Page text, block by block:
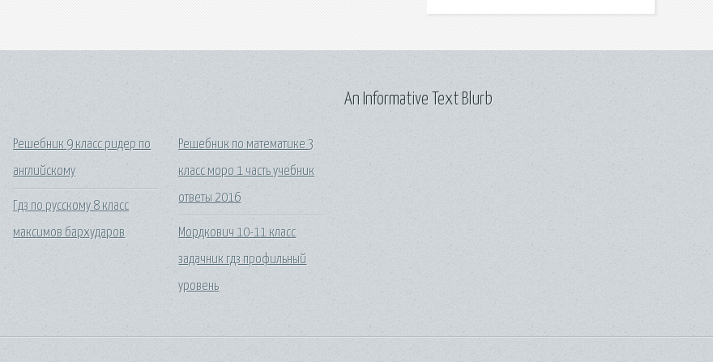
Решебник 9 класс ридер по
английскому
Гдз по русскому 8 класс
максимов бархударов
Решебник по математике 3
класс моро 1 часть учебник
ответы 2016
Мордкович 10-11 класс
задачник гдз профильный
уровень
An Informative Text Blurb